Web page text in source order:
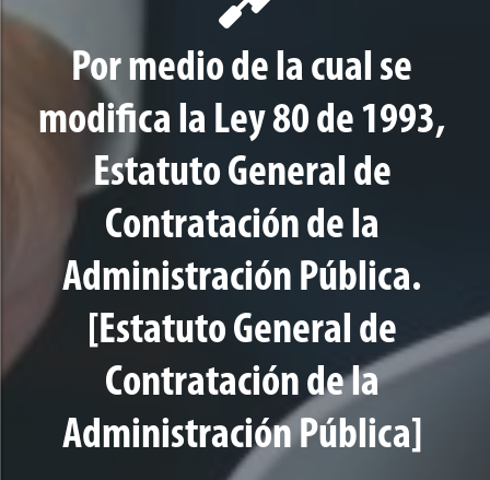
Por medio de la cual se
modifica la Ley 80 de 1993,
Estatuto General de
Contratación de la
Administración Pública.
[Estatuto General de
Contratación de la
Administración Pública]